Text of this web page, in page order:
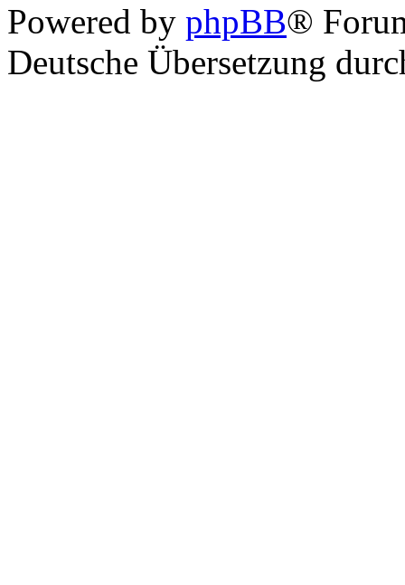
Powered by phpBB®
Deutsche Übersetzung